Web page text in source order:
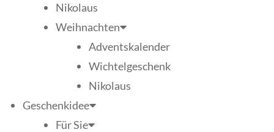
Nikolaus
Weihnachten
Adventskalender
Wichtelgeschenk
Nikolaus
Geschenkidee
Für Sie